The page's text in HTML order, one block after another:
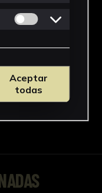
Permitir cookies
Aceptar
todas